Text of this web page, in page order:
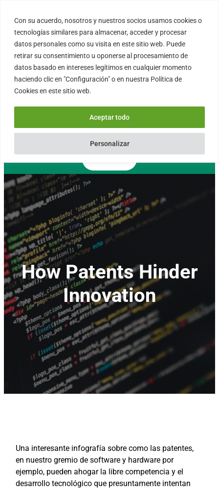
Con su acuerdo, nosotros y nuestros socios usamos cookies o
tecnologías similares para almacenar, acceder y procesar
datos personales como su visita en este sitio web. Puede
retirar su consentimiento u oponerse al procesamiento de
datos basado en intereses legítimos en cualquier momento
haciendo clic en "Configuración" o en nuestra Política de
Cookies en este sitio web.
Personalizar
Aceptar todo
contenido
FORTINUX.COM
08004 – Barcelona
Cataluña – España
info@fortinux.com
0034 – 644 79 25 79
Lun – Vie 9:00 AM a 6:00PM
How Patents Hinder
Innovation
Una interesante infografía sobre como las patentes,
en nuestro gremio de software y hardware por
ejemplo, pueden ahogar la libre competencia y el
desarrollo tecnológico que presuntamente intentan